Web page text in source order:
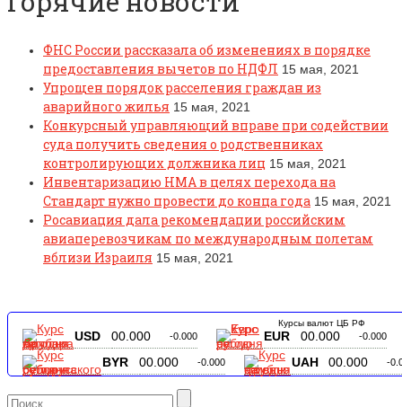
ФНС России рассказала об изменениях в порядке
предоставления вычетов по НДФЛ 15 мая, 2021
Упрощен порядок расселения граждан из
аварийного жилья 15 мая, 2021
Конкурсный управляющий вправе при содействии
суда получить сведения о родственниках
контролирующих должника лиц 15 мая, 2021
Инвентаризацию НМА в целях перехода на
Стандарт нужно провести до конца года 15 мая, 2021
Росавиация дала рекомендации российским
авиаперевозчикам по международным полетам
вблизи Израиля 15 мая, 2021
Курсы валют ЦБ РФ
USD 00.000 -0.000 EUR 00.000 -0.000
BYR 00.000 -0.000 UAH 00.000 -